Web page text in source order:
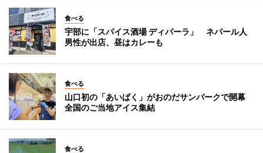
食べる
宇部に「スパイス酒場 ディパーラ」 ネパール人
男性が出店、昼はカレーも
食べる
山口初の「あいぱく」がおのだサンパークで開幕
全国のご当地アイス集結
食べる